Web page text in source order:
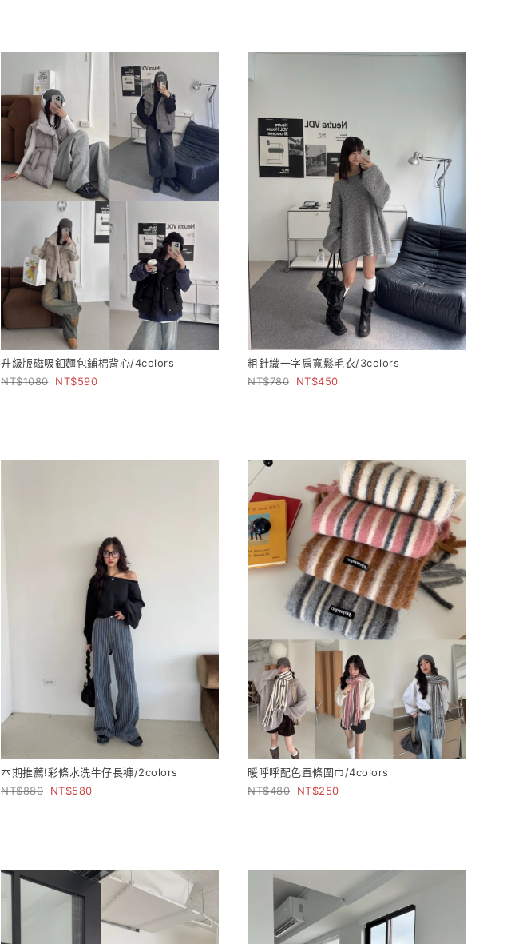
升級版磁吸釦麵包鋪棉背心/4colors
1080
590
粗針織一字肩寬鬆毛衣/3colors
780
450
本期推薦!彩條水洗牛仔長褲/2colors
880
580
暖呼呼配色直條圍巾/4colors
480
250